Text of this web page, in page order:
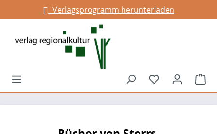
springenVerlagsprogramm herunterladen
Du hast 0